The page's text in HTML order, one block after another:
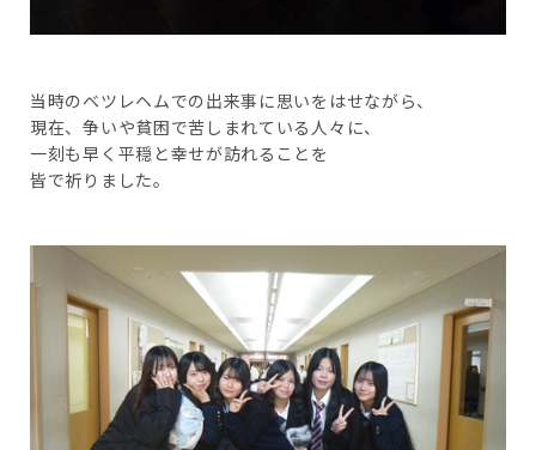
当時のベツレヘムでの出来事に思いをはせながら、
現在、争いや貧困で苦しまれている人々に、
一刻も早く平穏と幸せが訪れることを
皆で祈りました。